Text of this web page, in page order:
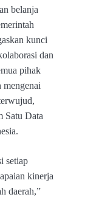
belanja
kunci
dan
pihak
mengenai
Satu Data
setiap
kinerja
daerah,”